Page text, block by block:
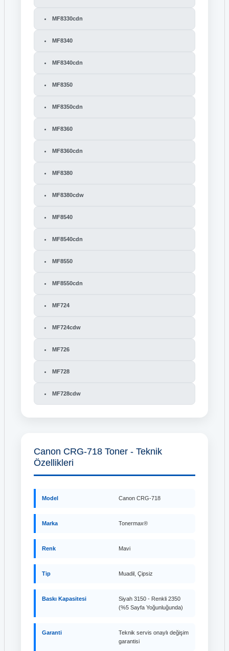
MF8330cdn
MF8340
MF8340cdn
MF8350
MF8350cdn
MF8360
MF8360cdn
MF8380
MF8380cdw
MF8540
MF8540cdn
MF8550
MF8550cdn
MF724
MF724cdw
MF726
MF728
MF728cdw
Canon CRG-718 Toner - Teknik
Özellikleri
Model Canon CRG-718
Marka Tonermax®
Renk Mavi
Tip Muadil, Çipsiz
Baskı Kapasitesi
Siyah 3150 - Renkli 2350
(%5 Sayfa Yoğunluğunda)
Garanti
Teknik servis onaylı değişim
garantisi